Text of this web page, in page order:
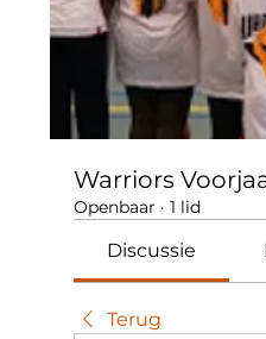
Warriors
Openbaar · 1 lid
Discussie
Terug